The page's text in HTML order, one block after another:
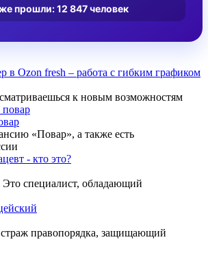
прошли:12 847человек
в Ozon fresh – работа с гибким графиком
к новым возможностям
«Повар», а также есть
Это специалист, обладающий
правопорядка, защищающий